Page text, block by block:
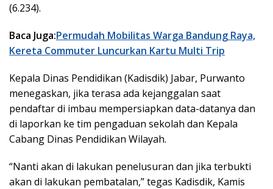
(6.234).
Baca Juga:Permudah Mobilitas Warga Bandung Raya,
Kereta Commuter Luncurkan Kartu Multi Trip
Kepala Dinas Pendidikan (Kadisdik) Jabar, Purwanto
menegaskan, jika terasa ada kejanggalan saat
pendaftar di imbau mempersiapkan data-datanya dan
di laporkan ke tim pengaduan sekolah dan Kepala
Cabang Dinas Pendidikan Wilayah.
“Nanti akan di lakukan penelusuran dan jika terbukti
akan di lakukan pembatalan,” tegas Kadisdik, Kamis